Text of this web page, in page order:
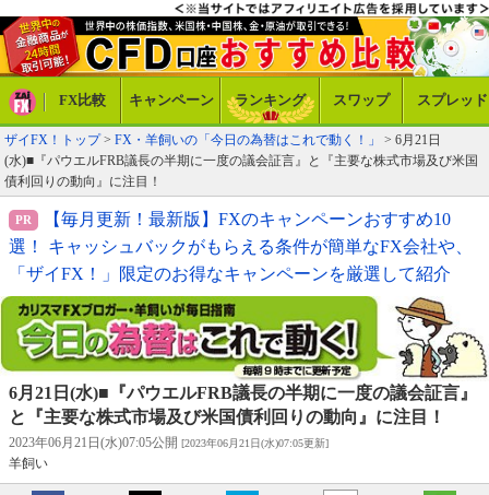
FX比較 キャンペーン ランキング スワップ スプレッド
ザイFX！トップ> FX・羊飼いの「今日の為替はこれで動く！」
> 6月21日
(水)■『パウエルFRB議長の半期に一度の議会証言』と『主要な株式市場及び米国
債利回りの動向』に注目！
【毎月更新！最新版】FXのキャンペーンおすすめ10
選！ キャッシュバックがもらえる条件が簡単なFX会社や、
「ザイFX！」限定のお得なキャンペーンを厳選して紹介
6月21日(水)■『パウエルFRB議長の半期に一度の議会証言』
と『主要な株式市場及び米国債利回りの動向』に注目！
2023年06月21日(水)07:05公開 [2023年06月21日(水)07:05更新]
羊飼い